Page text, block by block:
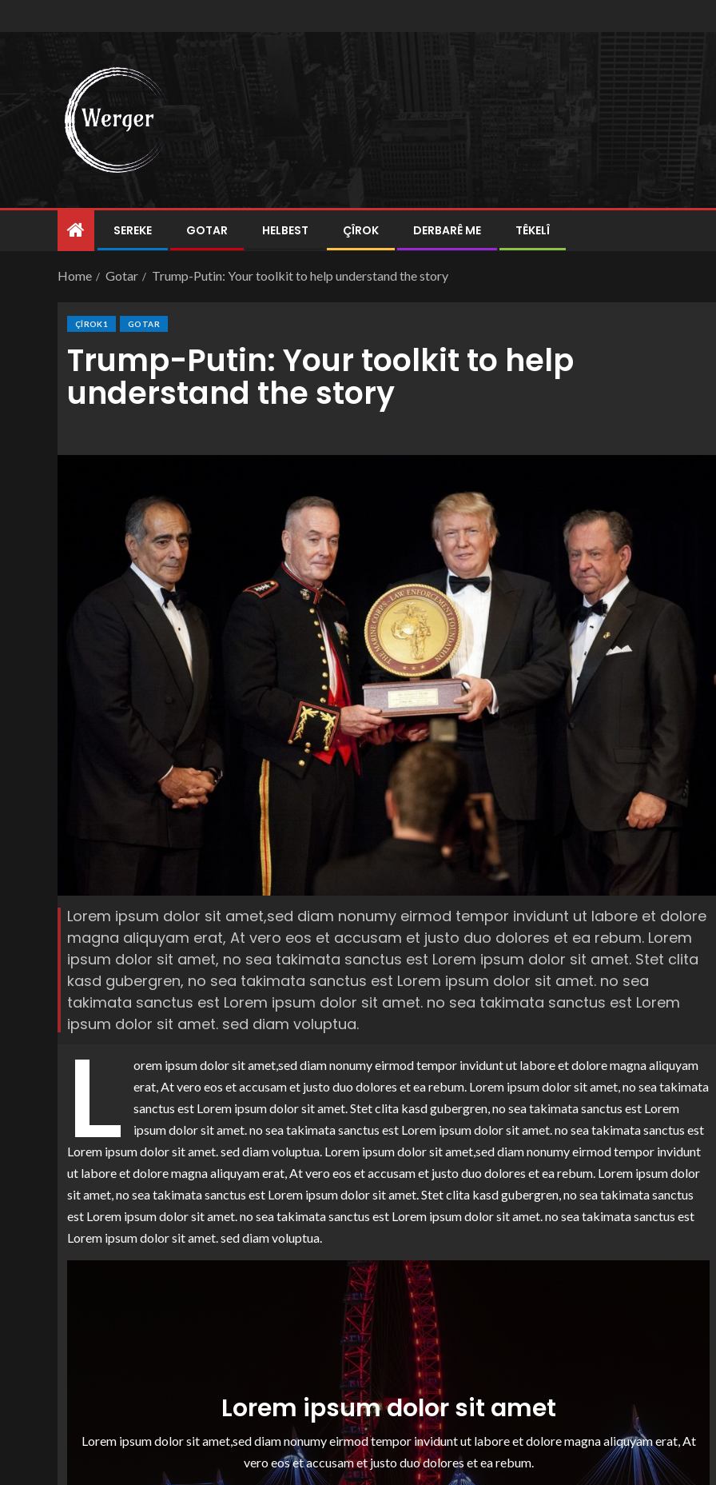
SEREKE GOTAR HELBEST ÇÎROK DERBARÊ ME TÊKELÎ
Home Gotar Trump-Putin: Your toolkit to help understand the story
ÇÎROK1 GOTAR
Trump-Putin: Your toolkit to help
understand the story
Lorem ipsum dolor sit amet,sed diam nonumy eirmod tempor invidunt ut labore et dolore
magna aliquyam erat, At vero eos et accusam et justo duo dolores et ea rebum. Lorem
ipsum dolor sit amet, no sea takimata sanctus est Lorem ipsum dolor sit amet. Stet clita
kasd gubergren, no sea takimata sanctus est Lorem ipsum dolor sit amet. no sea
takimata sanctus est Lorem ipsum dolor sit amet. no sea takimata sanctus est Lorem
ipsum dolor sit amet. sed diam voluptua.
L
orem ipsum dolor sit amet,sed diam nonumy eirmod tempor invidunt ut labore et dolore magna aliquyam
erat, At vero eos et accusam et justo duo dolores et ea rebum. Lorem ipsum dolor sit amet, no sea takimata
sanctus est Lorem ipsum dolor sit amet. Stet clita kasd gubergren, no sea takimata sanctus est Lorem
ipsum dolor sit amet. no sea takimata sanctus est Lorem ipsum dolor sit amet. no sea takimata sanctus est
Lorem ipsum dolor sit amet. sed diam voluptua. Lorem ipsum dolor sit amet,sed diam nonumy eirmod tempor invidunt
ut labore et dolore magna aliquyam erat, At vero eos et accusam et justo duo dolores et ea rebum. Lorem ipsum dolor
sit amet, no sea takimata sanctus est Lorem ipsum dolor sit amet. Stet clita kasd gubergren, no sea takimata sanctus
est Lorem ipsum dolor sit amet. no sea takimata sanctus est Lorem ipsum dolor sit amet. no sea takimata sanctus est
Lorem ipsum dolor sit amet. sed diam voluptua.
Lorem ipsum dolor sit amet
Lorem ipsum dolor sit amet,sed diam nonumy eirmod tempor invidunt ut labore et dolore magna aliquyam erat, At
vero eos et accusam et justo duo dolores et ea rebum.